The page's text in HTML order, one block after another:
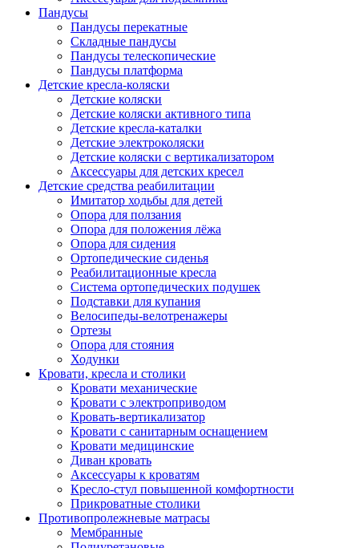
Пандусы
Пандусы перекатные
Складные пандусы
Пандусы телескопические
Пандусы платформа
Детские кресла-коляски
Детские коляски
Детские коляски активного типа
Детские кресла-каталки
Детские электроколяски
Детские коляски с вертикализатором
Аксессуары для детских кресел
Детские средства реабилитации
Имитатор ходьбы для детей
Опора для ползания
Опора для положения лёжа
Опора для сидения
Ортопедические сиденья
Реабилитационные кресла
Система ортопедических подушек
Подставки для купания
Велосипеды-велотренажеры
Ортезы
Опора для стояния
Ходунки
Кровати, кресла и столики
Кровати механические
Кровати с электроприводом
Кровать-вертикализатор
Кровати с санитарным оснащением
Кровати медицинские
Диван кровать
Аксессуары к кроватям
Кресло-стул повышенной комфортности
Прикроватные столики
Противопролежневые матрасы
Мембранные